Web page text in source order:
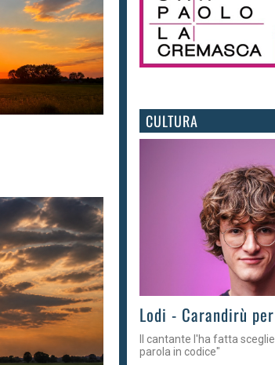
CULTURA
Lodi - Carandirù
Il cantante l'ha fatta
parola in codice"